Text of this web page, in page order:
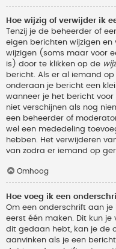
Hoe wijzig of verwijder ik
Tenzij je de beheerder of
eigen berichten wijzigen
wijzigen (soms maar voor
is) door te klikken op de
bericht. Als er al iemand
onderaan je bericht een
wanneer je het bericht
niet verschijnen als nog
een beheerder of
wel een mededeling
hebben. Het verwijderen
van zodra er iemand op
Omhoog
Hoe voeg ik een
Om een onderschrift aan
eerst één maken. Dit kun
dit gedaan hebt, kan je de
aanvinken als je een